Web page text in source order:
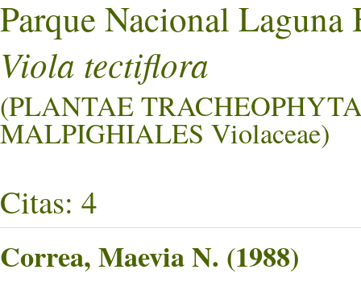
Parque Nacional Laguna
Viola tectiflora
(PLANTAE
MALPIGHIALES Violaceae)
Citas: 4
Correa, Maevia N. (1988)